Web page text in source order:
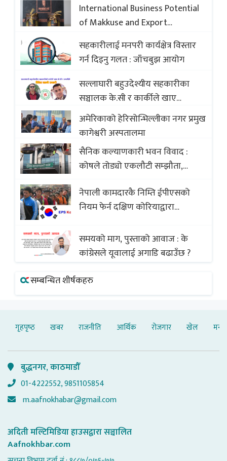
International Business Potential
of Makkuse and Export
Opportunities of Nepali Sweets
with Global Comparison to
Baklava
सहकारीलाई मनपरी कार्यक्षेत्र विस्तार
गर्न दिइनु गलत : जाँचबुझ आयोग
सल्लाघारी बहुउदेश्यीय सहकारीका
सञ्चालक के.सी र कार्कीले खाए
सदस्यको करोडौं बचत
अमेरिकाको हेरिसोन्भिल्लीका नगर प्रमुख
कागेश्वरी अस्पतालमा
सैनिक कल्याणकारी भवन विवाद :
कोषले तोड्यो एकलौटी सम्झौता,
(भिडियो)
नेपाली कामदारकै निम्ति ईपीएसको
नियम फेर्न दक्षिण कोरियाद्वारा
समयको माग, पुस्ताको आवाज : के
कांग्रेसले यूवालाई अगाडि बढाउँछ ?
सम्बन्धित शीर्षकहरु
गृहपृष्‍ठ खबर राजनीति आर्थिक रोजगार खेल
बुद्धनगर, काठमाडौँ
01-4222552, 9851105854
m.aafnokhabar@gmail.com
अदिती मल्टिमिडिया हाउसद्वारा सञ्चालित
Aafnokhbar.com